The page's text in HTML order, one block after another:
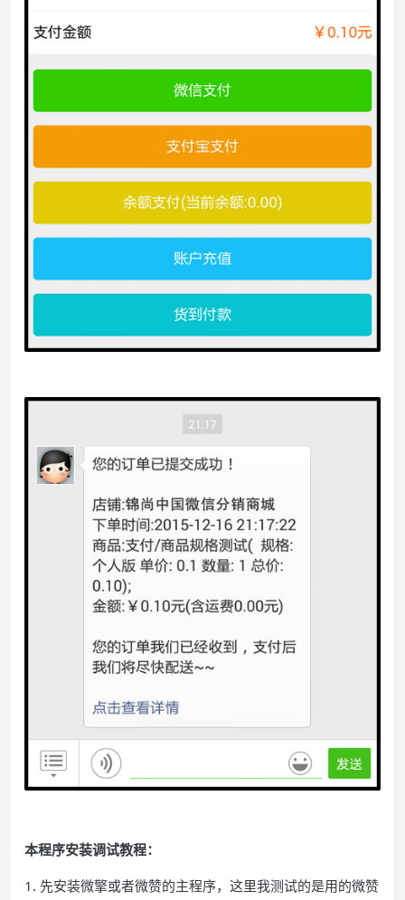
本程序安装调试教程：
1. 先安装微擎或者微赞的主程序，这里我测试的是用的微赞